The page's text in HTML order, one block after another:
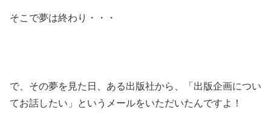
そこで夢は終わり・・・
で、その夢を見た日、ある出版社から、「出版企画につい
てお話したい」というメールをいただいたんですよ！